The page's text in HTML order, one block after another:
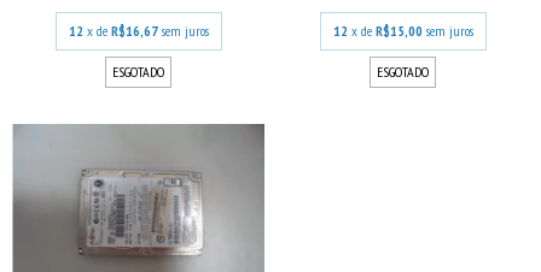
12 x de R$16,67 sem juros
ESGOTADO
12 x de R$15,00 sem juros
ESGOTADO